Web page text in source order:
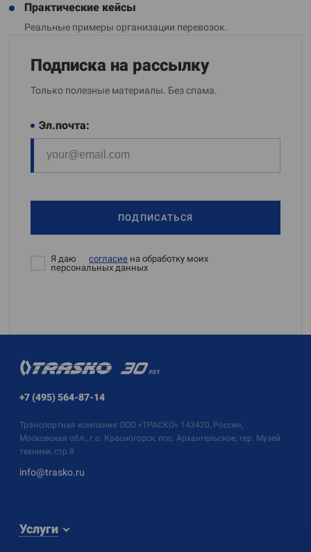
Практические кейсы
Реальные примеры организации перевозок.
Подписка на рассылку
Только полезные материалы. Без спама.
Эл.почта:
ПОДПИСАТЬСЯ
Я даю согласие на обработку моих
персональных данных
+7 (495) 564-87-14
Транспортная компания ООО «ТРАСКО» 143420, Россия,
Московская обл., г.о. Красногорск, пос. Архангельское, тер. Музей
техники, стр.8
info@trasko.ru
Услуги